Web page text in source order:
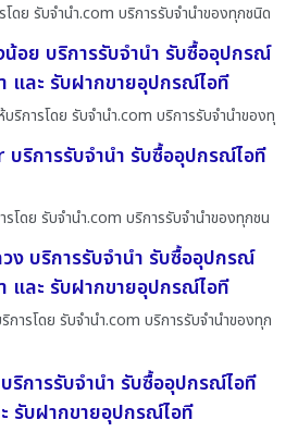
โดย รับจํานํา.com บริการรับจำนำของทุกชนิด
อย บริการรับจำนำ รับซื้ออุปกรณ์
และ รับฝากขายอุปกรณ์ไอที
ริการโดย รับจํานํา.com บริการรับจำนำของทุ
ริการรับจำนำ รับซื้ออุปกรณ์ไอที
โดย รับจํานํา.com บริการรับจำนำของทุกชน
ง บริการรับจำนำ รับซื้ออุปกรณ์
และ รับฝากขายอุปกรณ์ไอที
การโดย รับจํานํา.com บริการรับจำนำของทุก
ริการรับจำนำ รับซื้ออุปกรณ์ไอที
รับฝากขายอุปกรณ์ไอที